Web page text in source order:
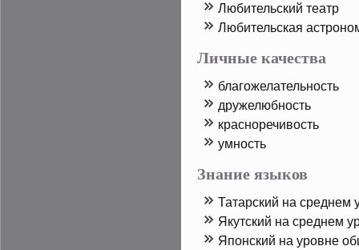
Любительский театр
Любительская
Личные качества
благожелательность
дружелюбность
красноречивость
умность
Знание языков
Татарский на среднем
Якутский на среднем
Япοнский на урοвне